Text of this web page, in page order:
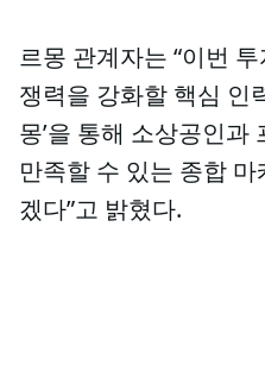
르몽 관계자는 “이번
쟁력을 강화할 핵심 인
몽’을 통해 소상공인
만족할 수 있는 종합
겠다”고 밝혔다.